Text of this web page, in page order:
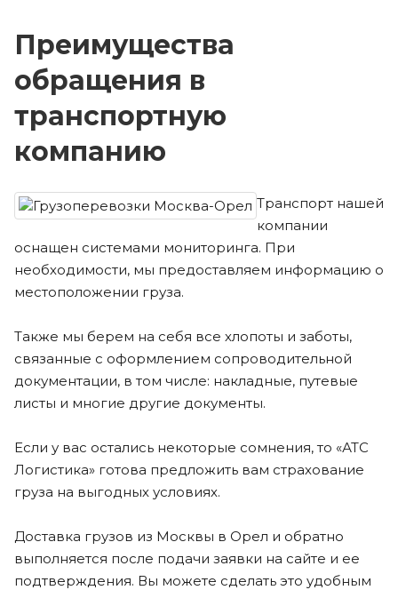
Преимущества
обращения в
транспортную
компанию
Транспорт нашей
компании
оснащен системами мониторинга. При
необходимости, мы предоставляем информацию о
местоположении груза.
Также мы берем на себя все хлопоты и заботы,
связанные с оформлением сопроводительной
документации, в том числе: накладные, путевые
листы и многие другие документы.
Если у вас остались некоторые сомнения, то «АТС
Логистика» готова предложить вам страхование
груза на выгодных условиях.
Доставка грузов из Москвы в Орел и обратно
выполняется после подачи заявки на сайте и ее
подтверждения. Вы можете сделать это удобным